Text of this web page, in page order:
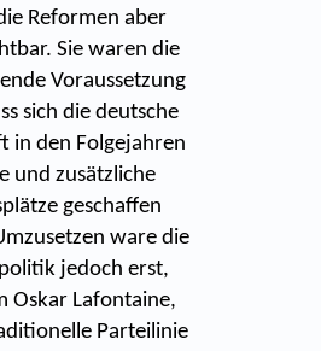
Reformen aber
Sie waren die
Voraussetzung
sich die deutsche
in den Folgejahren
und zusätzliche
geschaffen
ware die
jedoch erst,
Oskar Lafontaine,
Parteilinie